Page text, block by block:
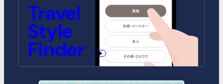
MIMARU東京 STATION EAST
MIMARU東京 赤坂
MIMARU東京 上野稲荷町
MIMARU東京 上野NORTH
MIMARU東京 上野EAST
MIMARU東京 上野御徒町
MIMARU東京 新宿WEST
MIMARU東京 日本橋水天宮前
MIMARU東京 八丁堀
MIMARU京都 STATION
MIMARU京都 新町三条
MIMARU京都 四条WEST(旧
MIMARU京都 西洞院高辻)
MIMARU京都 二条城
MIMARU SUITES 京都四条
MIMARU大阪 心斎橋NORTH
MIMARU大阪 心斎橋EAST
MIMARU大阪 難波STATION
MIMARU大阪 心斎橋WEST
MIMARU大阪 難波NORTH
Travel
Style
Finder